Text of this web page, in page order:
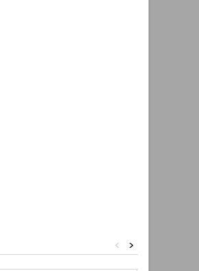
>
<